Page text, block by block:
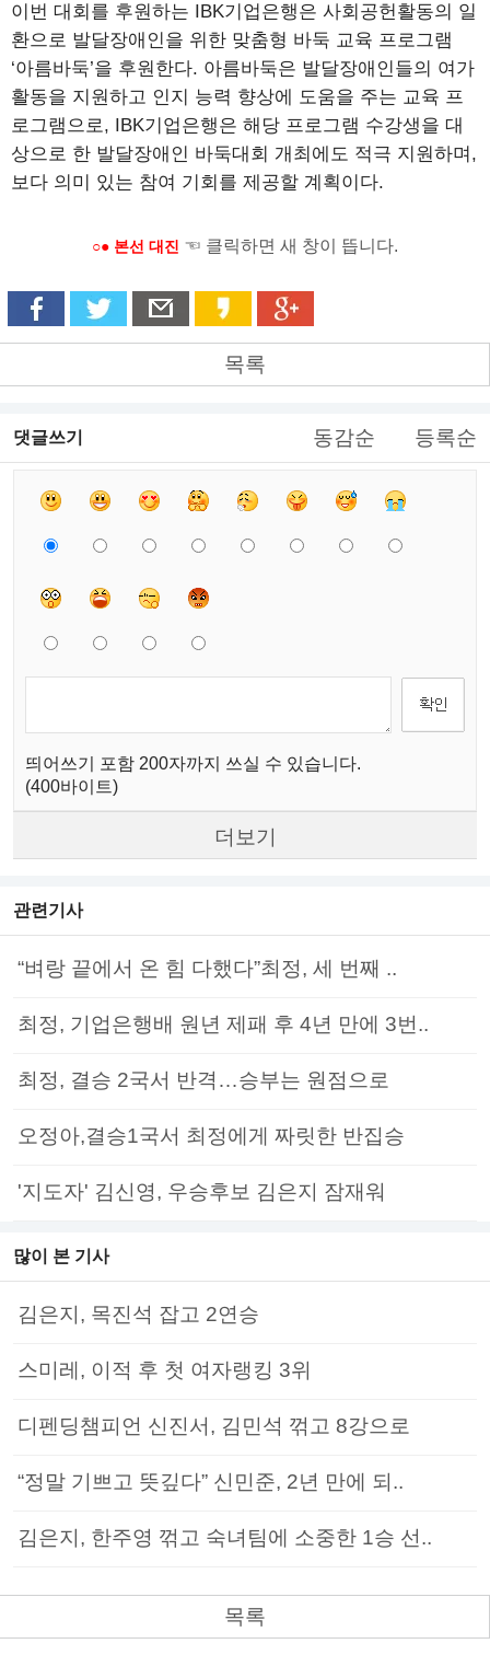
이번 대회를 후원하는 IBK기업은행은 사회공헌활동의 일
환으로 발달장애인을 위한 맞춤형 바둑 교육 프로그램
‘아름바둑’을 후원한다. 아름바둑은 발달장애인들의 여가
활동을 지원하고 인지 능력 향상에 도움을 주는 교육 프
로그램으로, IBK기업은행은 해당 프로그램 수강생을 대
상으로 한 발달장애인 바둑대회 개최에도 적극 지원하며,
보다 의미 있는 참여 기회를 제공할 계획이다.
○● 본선 대진 ☜ 클릭하면 새 창이 뜹니다.
목록
댓글쓰기 동감순 등록순
띄어쓰기 포함 200자까지 쓰실 수 있습니다.
(400바이트)
더보기
관련기사
“벼랑 끝에서 온 힘 다했다”최정, 세 번째 ..
최정, 기업은행배 원년 제패 후 4년 만에 3번..
최정, 결승 2국서 반격…승부는 원점으로
오정아,결승1국서 최정에게 짜릿한 반집승
'지도자' 김신영, 우승후보 김은지 잠재워
많이 본 기사
김은지, 목진석 잡고 2연승
스미레, 이적 후 첫 여자랭킹 3위
디펜딩챔피언 신진서, 김민석 꺾고 8강으로
“정말 기쁘고 뜻깊다” 신민준, 2년 만에 되..
김은지, 한주영 꺾고 숙녀팀에 소중한 1승 선..
목록